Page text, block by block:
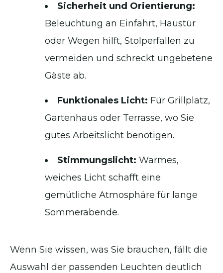
Sicherheit und Orientierung:
Beleuchtung an Einfahrt, Haustür
oder Wegen hilft, Stolperfallen zu
vermeiden und schreckt ungebetene
Gäste ab.
Funktionales Licht: Für Grillplatz,
Gartenhaus oder Terrasse, wo Sie
gutes Arbeitslicht benötigen.
Stimmungslicht: Warmes,
weiches Licht schafft eine
gemütliche Atmosphäre für lange
Sommerabende.
Wenn Sie wissen, was Sie brauchen, fällt die
Auswahl der passenden Leuchten deutlich